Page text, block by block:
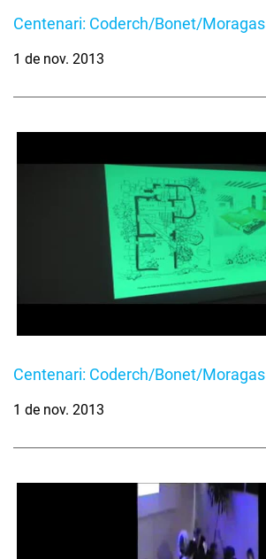
Centenari: Coderch/Bonet/Moragas
1 de nov. 2013
Centenari: Coderch/Bonet/Moragas
1 de nov. 2013